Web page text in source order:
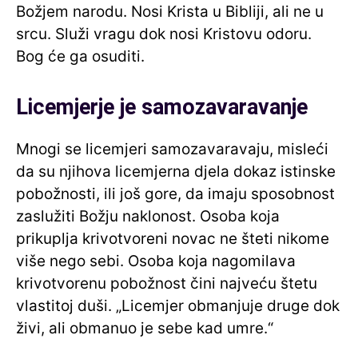
Božjem narodu. Nosi Krista u Bibliji, ali ne u
srcu. Služi vragu dok nosi Kristovu odoru.
Bog će ga osuditi.
Licemjerje je samozavaravanje
Mnogi se licemjeri samozavaravaju, misleći
da su njihova licemjerna djela dokaz istinske
pobožnosti, ili još gore, da imaju sposobnost
zaslužiti Božju naklonost. Osoba koja
prikuplja krivotvoreni novac ne šteti nikome
više nego sebi. Osoba koja nagomilava
krivotvorenu pobožnost čini najveću štetu
vlastitoj duši. „Licemjer obmanjuje druge dok
živi, ​​ali obmanuo je sebe kad umre.“